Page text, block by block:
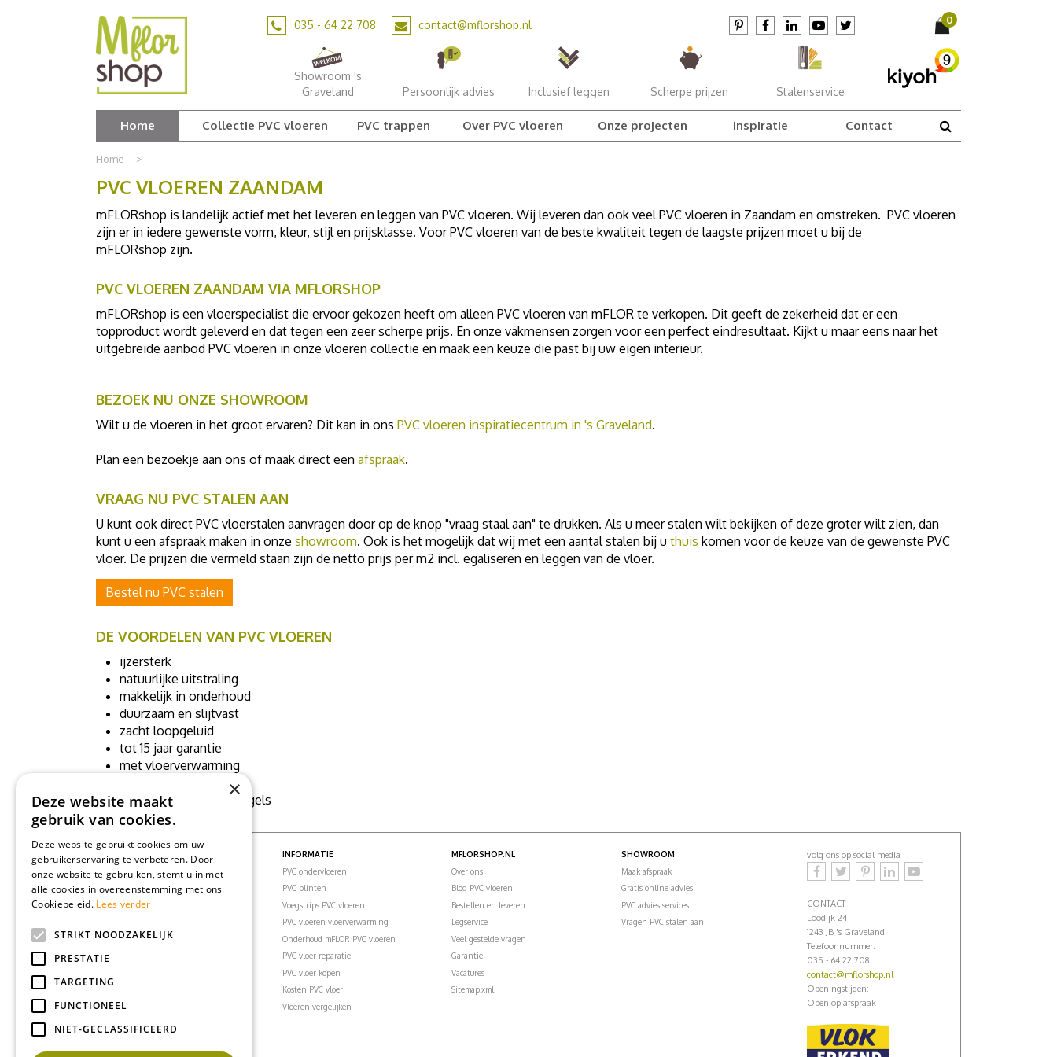
Home >
035 - 64 22 708 contact@mflorshop.nl
Showroom 's
Graveland
Persoonlijk advies Inclusief leggen Scherpe prijzen Stalenservice
Home Collectie PVC vloeren PVC trappen Over PVC vloeren Onze projecten Inspiratie Contact
PVC VLOEREN ZAANDAM
mFLORshop is landelijk actief met het leveren en leggen van PVC vloeren. Wij leveren dan ook veel PVC vloeren in Zaandam en omstreken. PVC vloeren
zijn er in iedere gewenste vorm, kleur, stijl en prijsklasse. Voor PVC vloeren van de beste kwaliteit tegen de laagste prijzen moet u bij de
mFLORshop zijn.
PVC VLOEREN ZAANDAM VIA MFLORSHOP
mFLORshop is een vloerspecialist die ervoor gekozen heeft om alleen PVC vloeren van mFLOR te verkopen. Dit geeft de zekerheid dat er een
topproduct wordt geleverd en dat tegen een zeer scherpe prijs. En onze vakmensen zorgen voor een perfect eindresultaat. Kijkt u maar eens naar het
uitgebreide aanbod PVC vloeren in onze vloeren collectie en maak een keuze die past bij uw eigen interieur.
BEZOEK NU ONZE SHOWROOM
Wilt u de vloeren in het groot ervaren? Dit kan in ons PVC vloeren inspiratiecentrum in 's Graveland.
Plan een bezoekje aan ons of maak direct een afspraak.
VRAAG NU PVC STALEN AAN
U kunt ook direct PVC vloerstalen aanvragen door op de knop "vraag staal aan" te drukken. Als u meer stalen wilt bekijken of deze groter wilt zien, dan
kunt u een afspraak maken in onze showroom. Ook is het mogelijk dat wij met een aantal stalen bij u thuis komen voor de keuze van de gewenste PVC
vloer. De prijzen die vermeld staan zijn de netto prijs per m2 incl. egaliseren en leggen van de vloer.
Bestel nu PVC stalen
DE VOORDELEN VAN PVC VLOEREN
ijzersterk
natuurlijke uitstraling
makkelijk in onderhoud
duurzaam en slijtvast
zacht loopgeluid
tot 15 jaar garantie
met vloerverwarming
zowel in stroken als tegels
PVC VLOEREN
PVC vloeren
PVC visgraatvloer
PVC klikvloeren
PVC vloer woonkamer
PVC vloer kantoor
INFORMATIE
PVC ondervloeren
PVC plinten
Voegstrips PVC vloeren
PVC vloeren vloerverwarming
Onderhoud mFLOR PVC vloeren
PVC vloer reparatie
PVC vloer kopen
Kosten PVC vloer
Vloeren vergelijken
MFLORSHOP.NL
Over ons
Blog PVC vloeren
Bestellen en leveren
Legservice
Veel gestelde vragen
Garantie
Vacatures
Sitemap.xml
SHOWROOM
Maak afspraak
Gratis online advies
PVC advies services
Vragen PVC stalen aan
volg ons op social media
CONTACT
Loodijk 24
1243 JB 's Graveland
Telefoonnummer:
035 - 64 22 708
contact@mflorshop.nl
Openingstijden:
Open op afspraak
×
Deze website maakt
gebruik van cookies.
Deze website gebruikt cookies om uw
gebruikerservaring te verbeteren. Door
onze website te gebruiken, stemt u in met
alle cookies in overeenstemming met ons
Cookiebeleid. Lees verder
STRIKT NOODZAKELIJK
PRESTATIE
TARGETING
FUNCTIONEEL
NIET-GECLASSIFICEERD